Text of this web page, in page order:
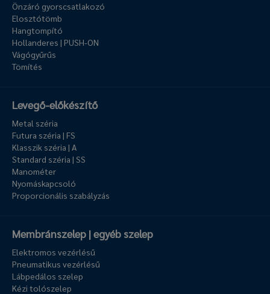
Önzáró gyorscsatlakozó
Elosztótömb
Hangtompító
Hollanderes | PUSH-ON
Vágógyűrűs
Tömítés
Levegő-előkészítő
Metal széria
Futura széria | FS
Klasszik széria | A
Standard széria | SS
Manométer
Nyomáskapcsoló
Proporcionális szabályzás
Membránszelep | egyéb szelep
Elektromos vezérlésű
Pneumatikus vezérlésű
Lábpedálos szelep
Kézi tolószelep